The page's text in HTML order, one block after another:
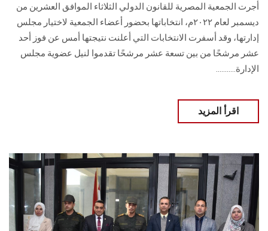
أجرت الجمعية المصرية للقانون الدولي الثلاثاء الموافق العشرين من
ديسمبر لعام ٢٠٢٢م، انتخاباتها بحضور أعضاء الجمعية لاختيار مجلس
إدارتها، وقد أسفرت الانتخابات التي أعلنت نتيجتها أمس عن فوز أحد
عشر مرشحًا من بين تسعة عشر مرشحًا تقدموا لنيل عضوية مجلس
الإدارة...........
اقرأ المزيد